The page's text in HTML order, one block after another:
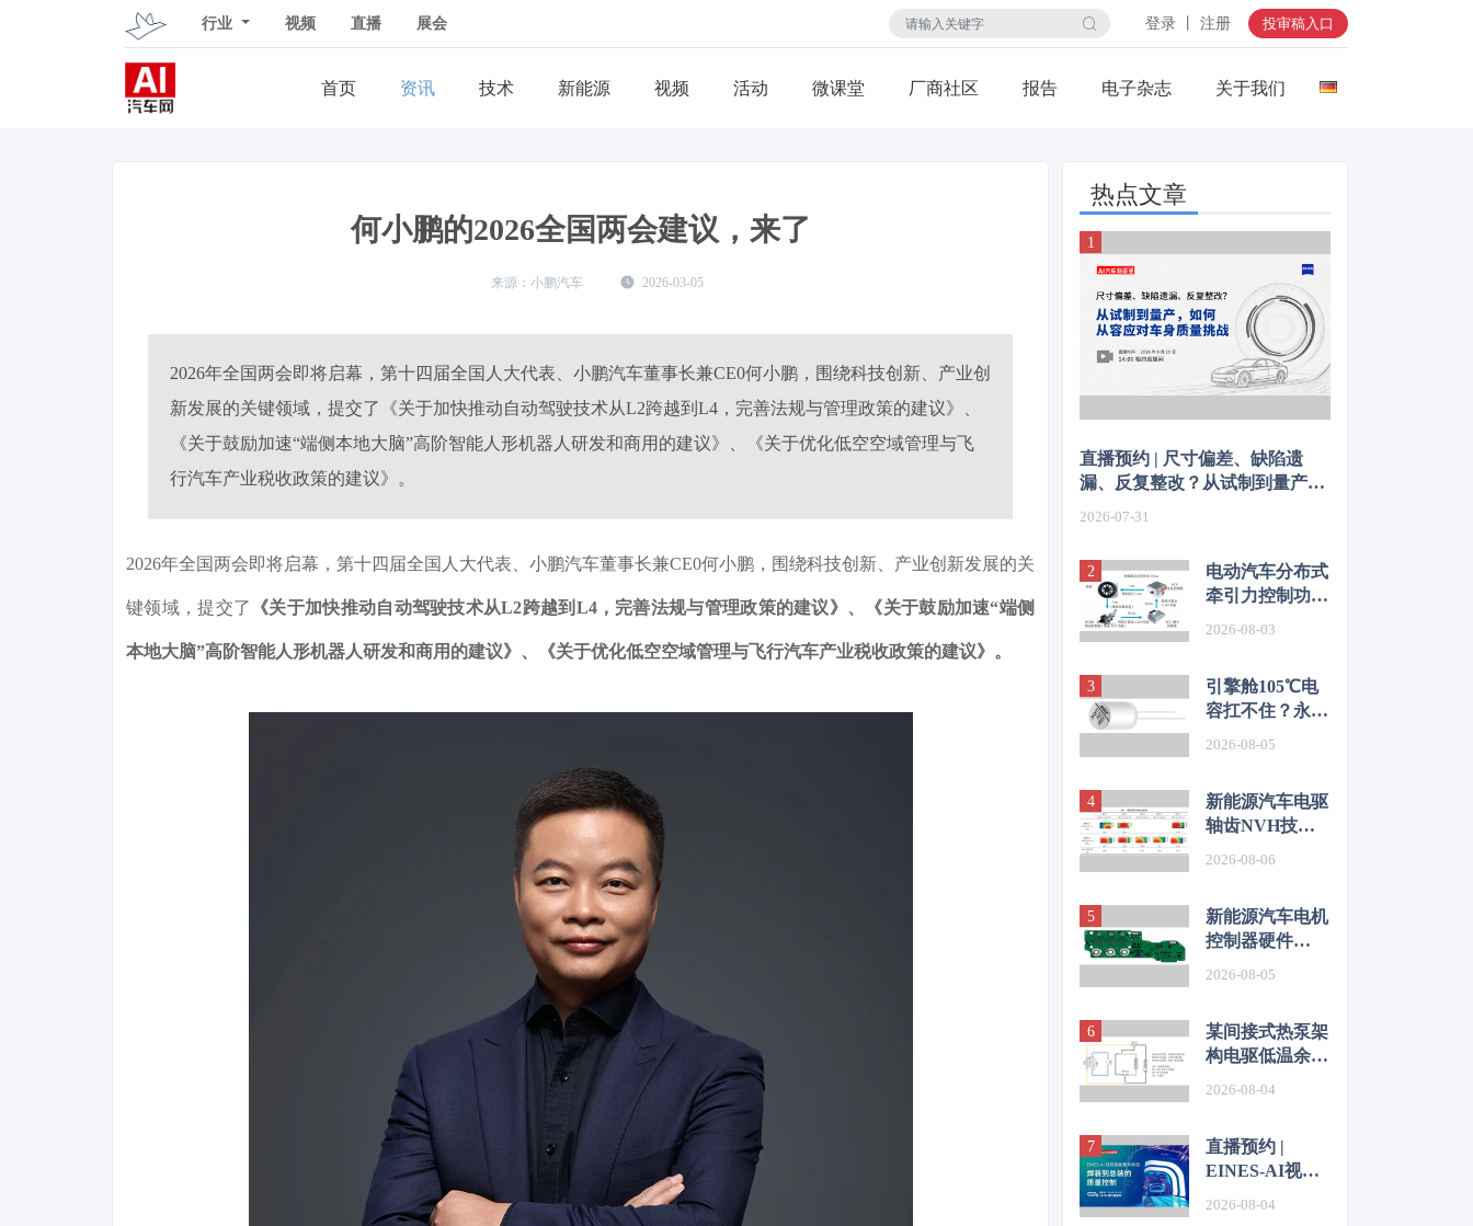
行业 视频 直播 展会 登录 丨 注册 投审稿入口
首页 资讯 技术 视频 活动 微课堂 厂商社区 报告 电子杂志 关于我们
何小鹏的2026全国两会建议，来了
小鹏汽车 2026-03-05
​2026年全国两会即将启幕，第十四届全国人大代表、小鹏汽车董事长兼CE0何小鹏，围绕科技创新、产业创
新发展的关键领域，提交了《关于加快推动自动驾驶技术从L2跨越到L4，完善法规与管理政策的建议》、
《关于鼓励加速“端侧本地大脑”高阶智能人形机器人研发和商用的建议》、《关于优化低空空域管理与飞
行汽车产业税收政策的建议》。
2026年全国两会即将启幕，第十四届全国人大代表、小鹏汽车董事长兼CE0何小鹏，围绕科技创新、产业创新发展的关
键领域，提交了 《关于加快推动自动驾驶技术从L2跨越到L4，完善法规与管理政策的建议》、《关于鼓励加速“端侧
本地大脑”高阶智能人形机器人研发和商用的建议》、《关于优化低空空域管理与飞行汽车产业税收政策的建议》。
热点文章
直播预约 | 尺寸偏差、缺陷遗
漏、反复整改？从试制到量产，
2026-07-31
电动汽车分布式
牵引力控制功能
2026-08-03
引擎舱105℃电
容扛不住？永铭
扇高温振动失效
难题
2026-08-05
新能源汽车电驱
轴齿NVH技术
2026-08-06
新能源汽车电机
控制器硬件
2026-08-05
某间接式热泵架
构电驱低温余热
2026-08-04
直播预约 |
EINES-AI视觉
2026-08-04